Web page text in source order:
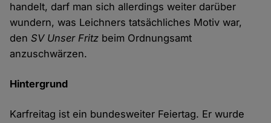
handelt, darf man sich allerdings weiter darüber
wundern, was Leichners tatsächliches Motiv war,
denSV Unser Fritz beim Ordnungsamt
anzuschwärzen.
Hintergrund
Karfreitag ist ein bundesweiter Feiertag. Er wurde